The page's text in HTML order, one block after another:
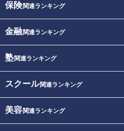
保険関連ランキング
金融関連ランキング
塾関連ランキング
スクール関連ランキング
美容関連ランキング